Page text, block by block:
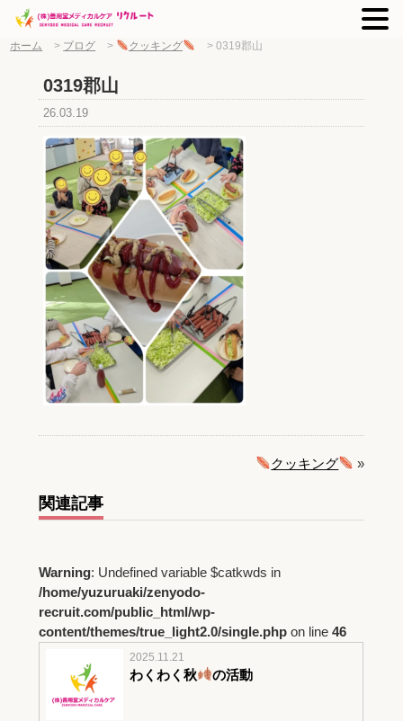
ホーム > ブログ > クッキング > 0319郡山
0319郡山
26.03.19
クッキング »
関連記事
Warning: Undefined variable $catkwds in
/home/yuzuruaki/zenyodo-
recruit.com/public_html/wp-
content/themes/true_light2.0/single.phpon line 46
2025.11.21
わくわく秋 の活動